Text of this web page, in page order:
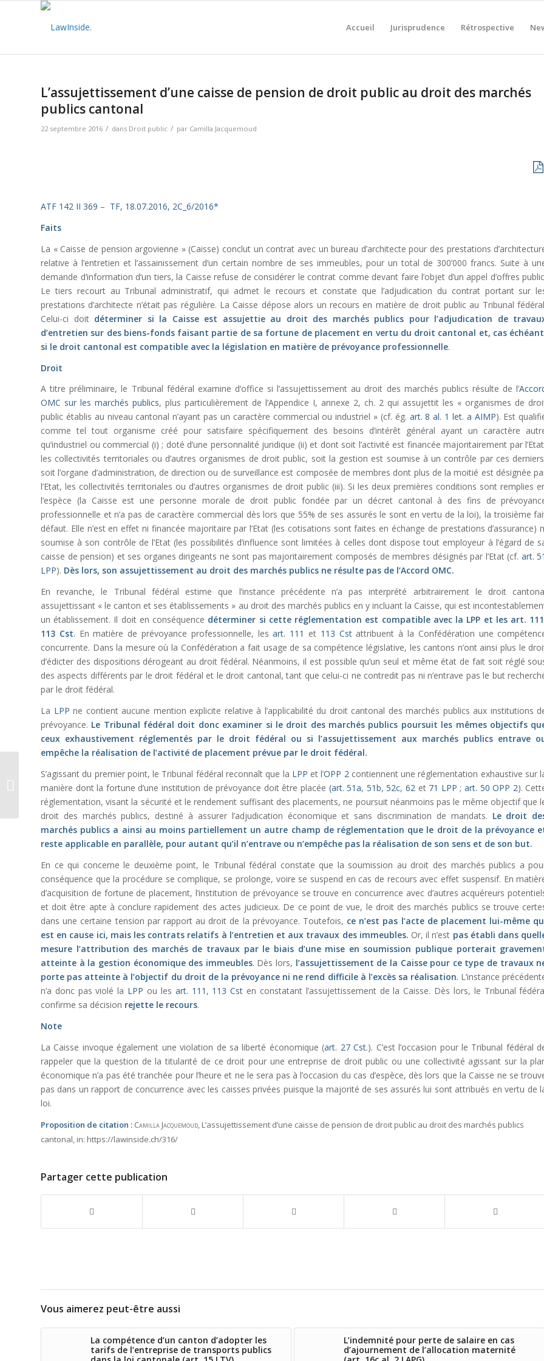
Accueil Jurisprudence Rétrospective
L’assujettissement d’une caisse de pension de droit public au droit des marchés
publics cantonal
22 septembre 2016 / dans Droit public / par Camilla Jacquemoud
ATF 142 II 369 – TF, 18.07.2016, 2C_6/2016*
Faits
La « Caisse de pension argovienne » (Caisse) conclut un contrat avec un bureau d’architecte pour des prestations
relative à l’entretien et l’assainissement d’un certain nombre de ses immeubles, pour un total de 300’000 francs. Suite à
demande d’information d’un tiers, la Caisse refuse de considérer le contrat comme devant faire l’objet d’un appel d’offres
Le tiers recourt au Tribunal administratif, qui admet le recours et constate que l’adjudication du contrat portant sur
prestations d’architecte n’était pas régulière. La Caisse dépose alors un recours en matière de droit public au Tribunal
Celui-ci doit déterminer si la Caisse est assujettie au droit des marchés publics pour l’adjudication de
d’entretien sur des biens-fonds faisant partie de sa fortune de placement en vertu du droit cantonal et, cas
si le droit cantonal est compatible avec la législation en matière de prévoyance professionnelle.
Droit
A titre préliminaire, le Tribunal fédéral examine d’office si l’assujettissement au droit des marchés publics résulte de l’
OMC sur les marchés publics, plus particulièrement de l’Appendice I, annexe 2, ch. 2 qui assujettit les « organismes de
public établis au niveau cantonal n’ayant pas un caractère commercial ou industriel » (cf. ég. art. 8 al. 1 let. a AIMP). Est
comme tel tout organisme créé pour satisfaire spécifiquement des besoins d’intérêt général ayant un caractère
qu’industriel ou commercial (i) ; doté d’une personnalité juridique (ii) et dont soit l’activité est financée majoritairement par
les collectivités territoriales ou d’autres organismes de droit public, soit la gestion est soumise à un contrôle par ces
soit l’organe d’administration, de direction ou de surveillance est composée de membres dont plus de la moitié est désignée
l’Etat, les collectivités territoriales ou d’autres organismes de droit public (iii). Si les deux premières conditions sont remplies
l’espèce (la Caisse est une personne morale de droit public fondée par un décret cantonal à des fins de
professionnelle et n’a pas de caractère commercial dès lors que 55% de ses assurés le sont en vertu de la loi), la troisième
défaut. Elle n’est en effet ni financée majoritaire par l’Etat (les cotisations sont faites en échange de prestations d’assurance)
soumise à son contrôle de l’Etat (les possibilités d’influence sont limitées à celles dont dispose tout employeur à l’égard de
caisse de pension) et ses organes dirigeants ne sont pas majoritairement composés de membres désignés par l’Etat (cf. art. 51
LPP). Dès lors, son assujettissement au droit des marchés publics ne résulte pas de l’Accord OMC.
En revanche, le Tribunal fédéral estime que l’instance précédente n’a pas interprété arbitrairement le droit
assujettissant « le canton et ses établissements » au droit des marchés publics en y incluant la Caisse, qui est
un établissement. Il doit en conséquence déterminer si cette réglementation est compatible avec la LPP et les art. 111
113 Cst. En matière de prévoyance professionnelle, lesart. 111 et 113 Cstattribuent à la Confédération une
concurrente. Dans la mesure où la Confédération a fait usage de sa compétence législative, les cantons n’ont ainsi plus le
d’édicter des dispositions dérogeant au droit fédéral. Néanmoins, il est possible qu’un seul et même état de fait soit réglé
des aspects différents par le droit fédéral et le droit cantonal, tant que celui-ci ne contredit pas ni n’entrave pas le but
par le droit fédéral.
La LPP ne contient aucune mention explicite relative à l’applicabilité du droit cantonal des marchés publics aux institutions
prévoyance. Le Tribunal fédéral doit donc examiner si le droit des marchés publics poursuit les mêmes objectifs
ceux exhaustivement réglementés par le droit fédéral ou si l’assujettissement aux marchés publics entrave
empêche la réalisation de l’activité de placement prévue par le droit fédéral.
S’agissant du premier point, le Tribunal fédéral reconnaît que la LPP et l’OPP 2contiennent une réglementation exhaustive sur
manière dont la fortune d’une institution de prévoyance doit être placée (art. 51a, 51b,52c, 62 et 71 LPP ;art. 50 OPP 2).
réglementation, visant la sécurité et le rendement suffisant des placements, ne poursuit néanmoins pas le même objectif que
droit des marchés publics, destiné à assurer l’adjudication économique et sans discrimination de mandats. Le droit
marchés publics a ainsi au moins partiellement un autre champ de réglementation que le droit de la prévoyance
reste applicable en parallèle, pour autant qu’il n’entrave ou n’empêche pas la réalisation de son sens et de son but.
En ce qui concerne le deuxième point, le Tribunal fédéral constate que la soumission au droit des marchés publics a
conséquence que la procédure se complique, se prolonge, voire se suspend en cas de recours avec effet suspensif. En
d’acquisition de fortune de placement, l’institution de prévoyance se trouve en concurrence avec d’autres acquéreurs
et doit être apte à conclure rapidement des actes judicieux. De ce point de vue, le droit des marchés publics se trouve
dans une certaine tension par rapport au droit de la prévoyance. Toutefois, ce n’est pas l’acte de placement lui-même
est en cause ici, mais les contrats relatifs à l’entretien et aux travaux des immeubles. Or, il n’est pas établi dans
mesure l’attribution des marchés de travaux par le biais d’une mise en soumission publique porterait
atteinte à la gestion économique des immeubles. Dès lors, l’assujettissement de la Caisse pour ce type de travaux
porte pas atteinte à l’objectif du droit de la prévoyance ni ne rend difficile à l’excès sa réalisation. L’instance
n’a donc pas violé la LPP ou les art. 111 , 113 Cst en constatant l’assujettissement de la Caisse. Dès lors, le Tribunal
confirme sa décision rejette le recours.
Note
La Caisse invoque également une violation de sa liberté économique (art. 27 Cst.). C’est l’occasion pour le Tribunal fédéral
rappeler que la question de la titularité de ce droit pour une entreprise de droit public ou une collectivité agissant sur la
économique n’a pas été tranchée pour l’heure et ne le sera pas à l’occasion du cas d’espèce, dès lors que la Caisse ne se
pas dans un rapport de concurrence avec les caisses privées puisque la majorité de ses assurés lui sont attribués en vertu de
loi.
Proposition de citation : Camilla Jacquemoud, L’assujettissement d’une caisse de pension de droit public au droit des marchés publics
cantonal, in: https://lawinside.ch/316/
Partager cette publication
Vous aimerez peut-être aussi
La compétence d’un canton d’adopter les
tarifs de l’entreprise de transports publics
L’indemnité pour perte de salaire en cas
d’ajournement de l’allocation maternité
de collaborer au calcul
du rendement du
loye...